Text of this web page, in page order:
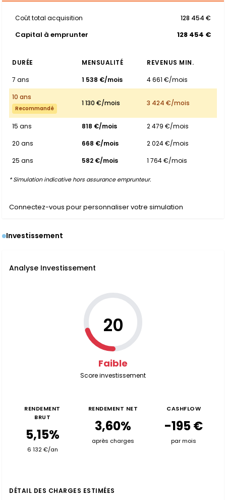
Coût total acquisition 128 454 €
Capital à emprunter 128 454 €
DURÉE MENSUALITÉ
REVENUS MIN.
7 ans
1 538 €/mois
4 661 €/mois
10 ans
Recommandé
1 130 €/mois 3 424 €/mois
15 ans 818 €/mois
2 479 €/mois
20 ans
668 €/mois
2 024 €/mois
25 ans
582 €/mois 1 764 €/mois
* Simulation indicative hors assurance emprunteur.
Connectez-vous pour personnaliser votre simulation
Investissement
Analyse Investissement
20
Faible
Score investissement
RENDEMENT
BRUT
5,15%
6 132 €/an
RENDEMENT NET
3,60%
après charges
CASHFLOW
-195 €
par mois
DÉTAIL DES CHARGES ESTIMÉES